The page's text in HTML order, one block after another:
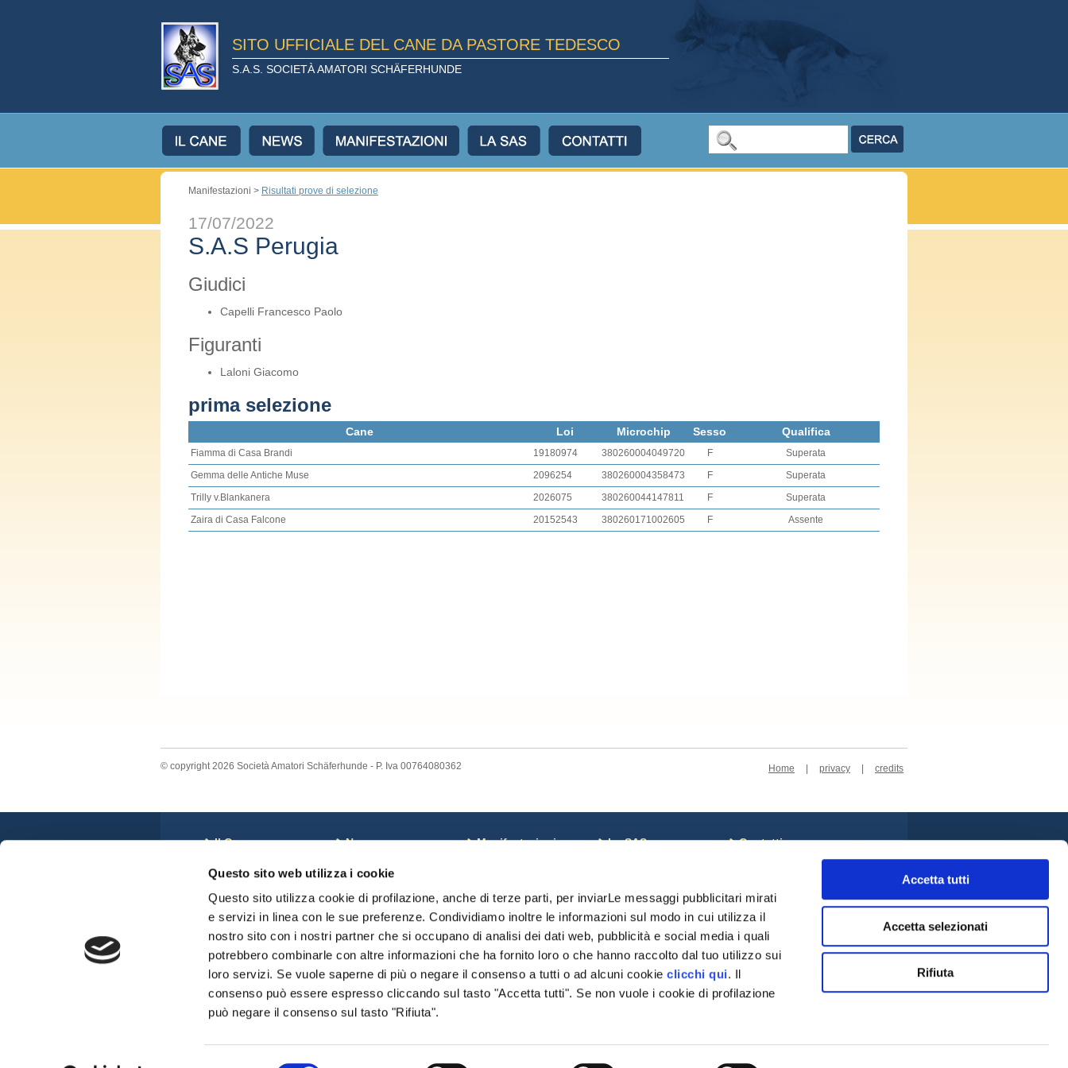
Questo sito web utilizza i cookie
Questo sito utilizza cookie di profilazione, anche di terze parti, per inviarLe messaggi pubblicitari mirati
e servizi in linea con le sue preferenze. Condividiamo inoltre le informazioni sul modo in cui utilizza il
nostro sito con i nostri partner che si occupano di analisi dei dati web, pubblicità e social media i quali
potrebbero combinarle con altre informazioni che ha fornito loro o che hanno raccolto dal tuo utilizzo sui
loro servizi. Se vuole saperne di più o negare il consenso a tutti o ad alcuni cookieclicchi qui. Il
consenso può essere espresso cliccando sul tasto "Accetta tutti". Se non vuole i cookie di profilazione
può negare il consenso sul tasto "Rifiuta".
Accetta tutti
Accetta selezionati
Rifiuta
SITO UFFICIALE DEL CANE DA PASTORE TEDESCO
S.A.S. SOCIETÀ AMATORI SCHÄFERHUNDE
Manifestazioni > Risultati prove di selezione
17/07/2022
S.A.S Perugia
Giudici
Capelli Francesco Paolo
Figuranti
Laloni Giacomo
prima selezione
Cane Loi Microchip Sesso Qualifica
Fiamma di Casa Brandi 19180974 380260004049720 F
Superata
Gemma delle Antiche Muse
2096254 380260004358473 F
Superata
Trilly v.Blankanera
2026075 380260044147811 F
Superata
Zaira di Casa Falcone
20152543 380260171002605 F Assente
© copyright 2026 Società Amatori Schäferhunde - P. Iva 00764080362 Home privacy credits
Il Cane
Anatomia del Cane
Standard di Razza
Cuccioli Disponibili
News
Notizie dal Mondo
Soci sospesi
Comunicazioni monte
Manifestazioni
Risultati Campionati
Risultati Manifestazioni
Date importanti
Modulistica
La SAS
Statuto SAS
Cariche Sociali
Organismi
Modulistica
Contatti
Privacy Policy
Rivedi le tue scelte sui
cookie
Credits
Social